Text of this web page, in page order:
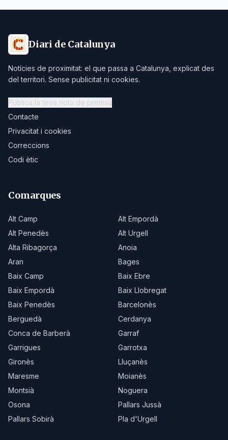
Diari de Catalunya
Notícies de proximitat: el que passa a Catalunya, explicat des
del territori. Sense publicitat ni cookies.
Publica la teva nota de premsa
Contacte
Privacitat i cookies
Correccions
Codi ètic
Comarques
Alt Camp
Alt Empordà
Alt Penedès
Alt Urgell
Alta Ribagorça
Anoia
Aran
Bages
Baix Camp
Baix Ebre
Baix Empordà
Baix Llobregat
Baix Penedès
Barcelonès
Berguedà
Cerdanya
Conca de Barberà
Garraf
Garrigues
Garrotxa
Gironès
Lluçanès
Maresme
Moianès
Montsià
Noguera
Osona
Pallars Jussà
Pallars Sobirà
Pla d'Urgell